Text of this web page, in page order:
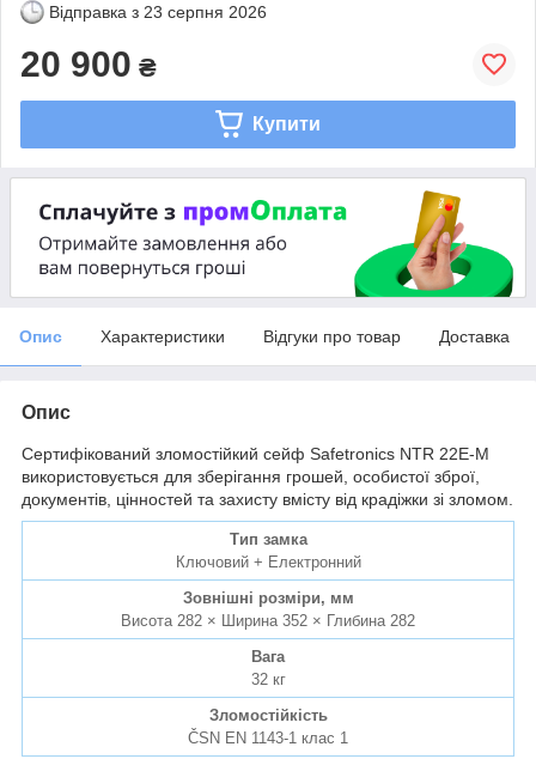
Відправка з 23 серпня 2026
20 900 ₴
Купити
Опис Характеристики Відгуки про товар Доставка
Опис
Сертифікований зломостійкий сейф Safetronics NTR 22E-M
використовується для зберігання грошей, особистої зброї,
документів, цінностей та захисту вмісту від крадіжки зі зломом.
Тип замка
Ключовий + Електронний
Зовнішні розміри, мм
Висота 282 × Ширина 352 × Глибина 282
Вага
32 кг
Зломостійкість
ČSN EN 1143-1 клас 1